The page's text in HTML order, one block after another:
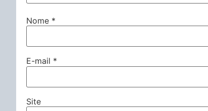
Nome *
E-mail *
Site